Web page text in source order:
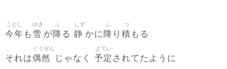
今年
ことし
も 雪
ゆき
が降
ふ
る 静
しず
かに 降
ふ
り 積
つ
もる
それは偶然
ぐうぜん
じゃなく 予定
よてい
されてたように